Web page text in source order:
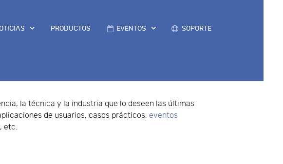
PRODUCTOS EVENTOS SOPORTE
la técnica y la industria que lo deseen las últimas
de usuarios, casos prácticos, eventos
etc.